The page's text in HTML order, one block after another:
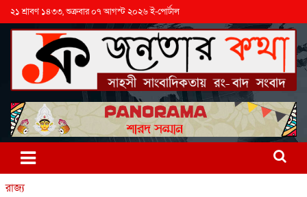
২১ শ্রাবণ ১৪৩৩, শুক্রবার ০৭ আগস্ট ২০২৬ ই-পোর্টাল
রাজ্য